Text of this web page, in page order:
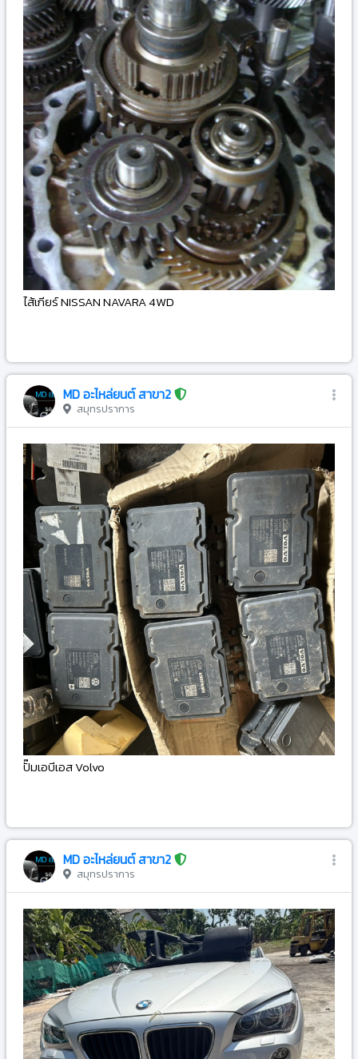
ไส้เกียร์ NISSAN NAVARA 4WD
MD อะไหล่ยนต์ สาขา2
สมุทรปราการ
ปั๊มเอบีเอส Volvo
MD อะไหล่ยนต์ สาขา2
สมุทรปราการ